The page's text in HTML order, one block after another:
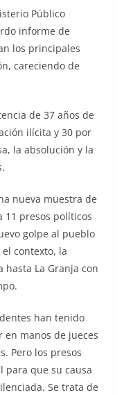
Público
informe de
los principales
careciendo de
de 37 años de
ilícita y 30 por
la absolución y la
nueva muestra de
11 presos políticos
golpe al pueblo
contexto, la
La Granja con
han tenido
en manos de jueces
Pero los presos
para que su causa
Se trata de